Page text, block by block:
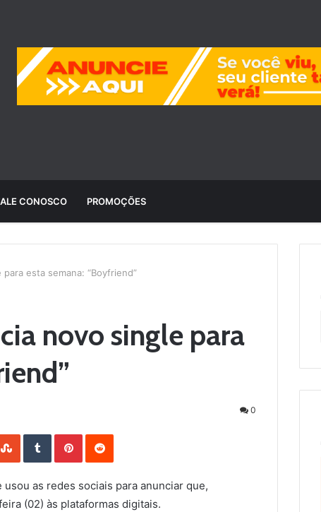
CONOSCO PROMOÇÕES
esta semana: “Boyfriend”
novo single para
0
StumbleUpon Tumblr Pinterest
as redes sociais para anunciar que,
(02) às plataformas digitais.